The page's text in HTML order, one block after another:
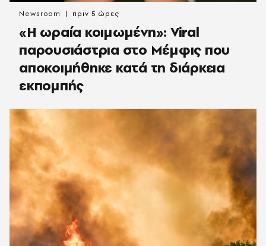
«H ωραία κοιμωμένη»: Viral
παρουσιάστρια στο Μέμφις που
αποκοιμήθηκε κατά τη διάρκεια
εκπομπής
Newsroom πριν 5 ώρες